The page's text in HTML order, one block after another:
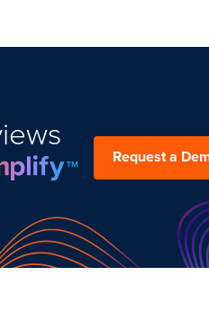
Request a